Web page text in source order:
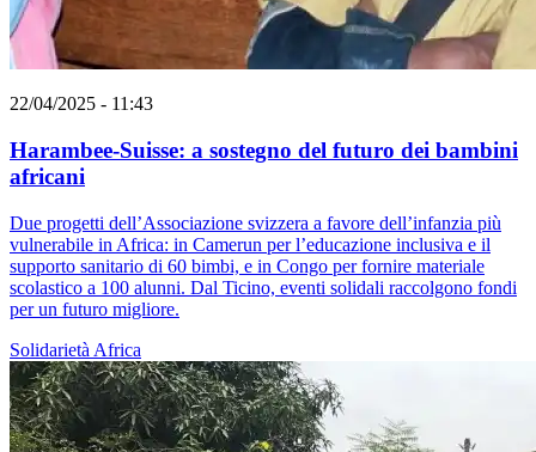
22/04/2025 - 11:43
Harambee-Suisse: a sostegno del futuro dei bambini
africani
Due progetti dell’Associazione svizzera a favore dell’infanzia più
vulnerabile in Africa: in Camerun per l’educazione inclusiva e il
supporto sanitario di 60 bimbi, e in Congo per fornire materiale
scolastico a 100 alunni. Dal Ticino, eventi solidali raccolgono fondi
per un futuro migliore.
Solidarietà Africa